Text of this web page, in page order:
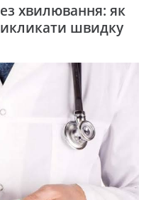
хвилювання: як
швидку